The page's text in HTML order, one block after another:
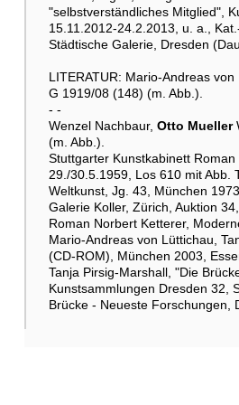
"selbstverständliches Mitglied",
15.11.2012-24.2.2013, u. a.,
Städtische Galerie, Dresden
LITERATUR: Mario-Andreas
G 1919/08 (148) (m. Abb.).
- -
Wenzel Nachbaur, Otto Mueller
(m. Abb.).
Stuttgarter Kunstkabinett
29./30.5.1959, Los 610 mit Abb.
Weltkunst, Jg. 43, München
Galerie Koller, Zürich, Auktion
Roman Norbert Ketterer,
Mario-Andreas von Lüttichau,
(CD-ROM), München 2003,
Tanja Pirsig-Marshall, "Die
Kunstsammlungen Dresden 32,
Brücke - Neueste Forschungen,